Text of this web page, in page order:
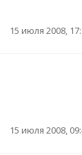
15 июля 2008,
15 июля 2008,